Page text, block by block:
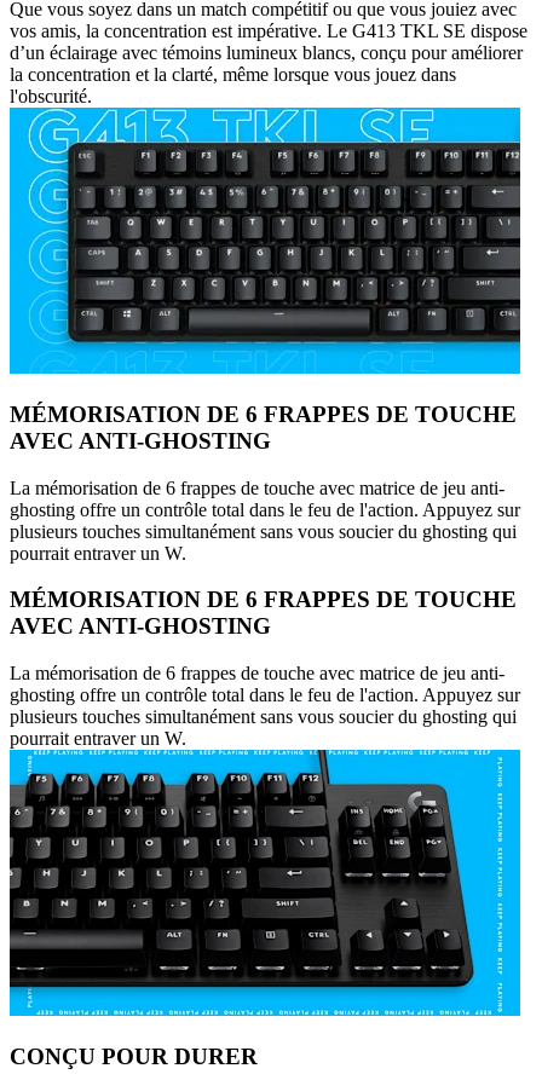
Que vous soyez dans un match compétitif ou que vous jouiez avec
vos amis, la concentration est impérative. Le G413 TKL SE dispose
d’un éclairage avec témoins lumineux blancs, conçu pour améliorer
la concentration et la clarté, même lorsque vous jouez dans
l'obscurité.
MÉMORISATION DE 6 FRAPPES DE TOUCHE
AVEC ANTI-GHOSTING
La mémorisation de 6 frappes de touche avec matrice de jeu anti-
ghosting offre un contrôle total dans le feu de l'action. Appuyez sur
plusieurs touches simultanément sans vous soucier du ghosting qui
pourrait entraver un W.
MÉMORISATION DE 6 FRAPPES DE TOUCHE
AVEC ANTI-GHOSTING
La mémorisation de 6 frappes de touche avec matrice de jeu anti-
ghosting offre un contrôle total dans le feu de l'action. Appuyez sur
plusieurs touches simultanément sans vous soucier du ghosting qui
pourrait entraver un W.
CONÇU POUR DURER